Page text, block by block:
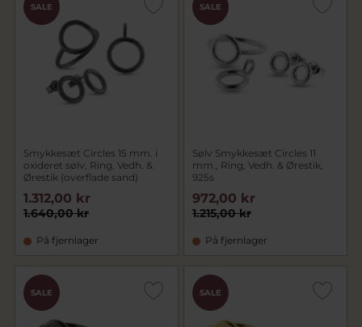
SALE
Smykkesæt Circles 15 mm. i
oxideret sølv, Ring, Vedh. &
Ørestik (overflade sand)
1.640,00 kr
1.312,00 kr
På fjernlager
SALE
Sølv Smykkesæt Circles 11
mm., Ring, Vedh. & Ørestik,
925s
1.215,00 kr
972,00 kr
På fjernlager
SALE SALE